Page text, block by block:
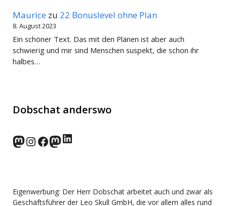
Maurice zu 22 Bonuslevel ohne Plan
8. August 2023
Ein schöner Text. Das mit den Plänen ist aber auch
schwierig und mir sind Menschen suspekt, die schon ihr
halbes…
Dobschat anderswo
norden.social
Instagram
Facebook
wp-punks.social
LinkedIn
Eigenwerbung: Der Herr Dobschat arbeitet auch und zwar als
Geschäftsführer der Leo Skull GmbH, die vor allem alles rund